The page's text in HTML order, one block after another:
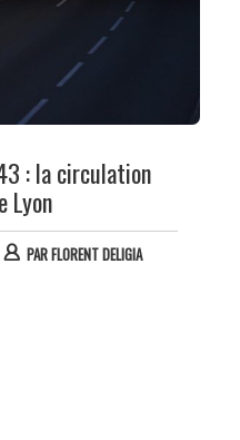
: la circulation
Lyon
PARFLORENT DELIGIA